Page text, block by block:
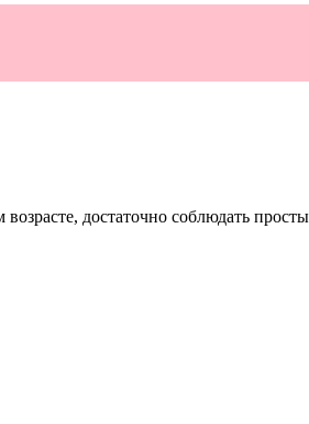
достаточно соблюдать